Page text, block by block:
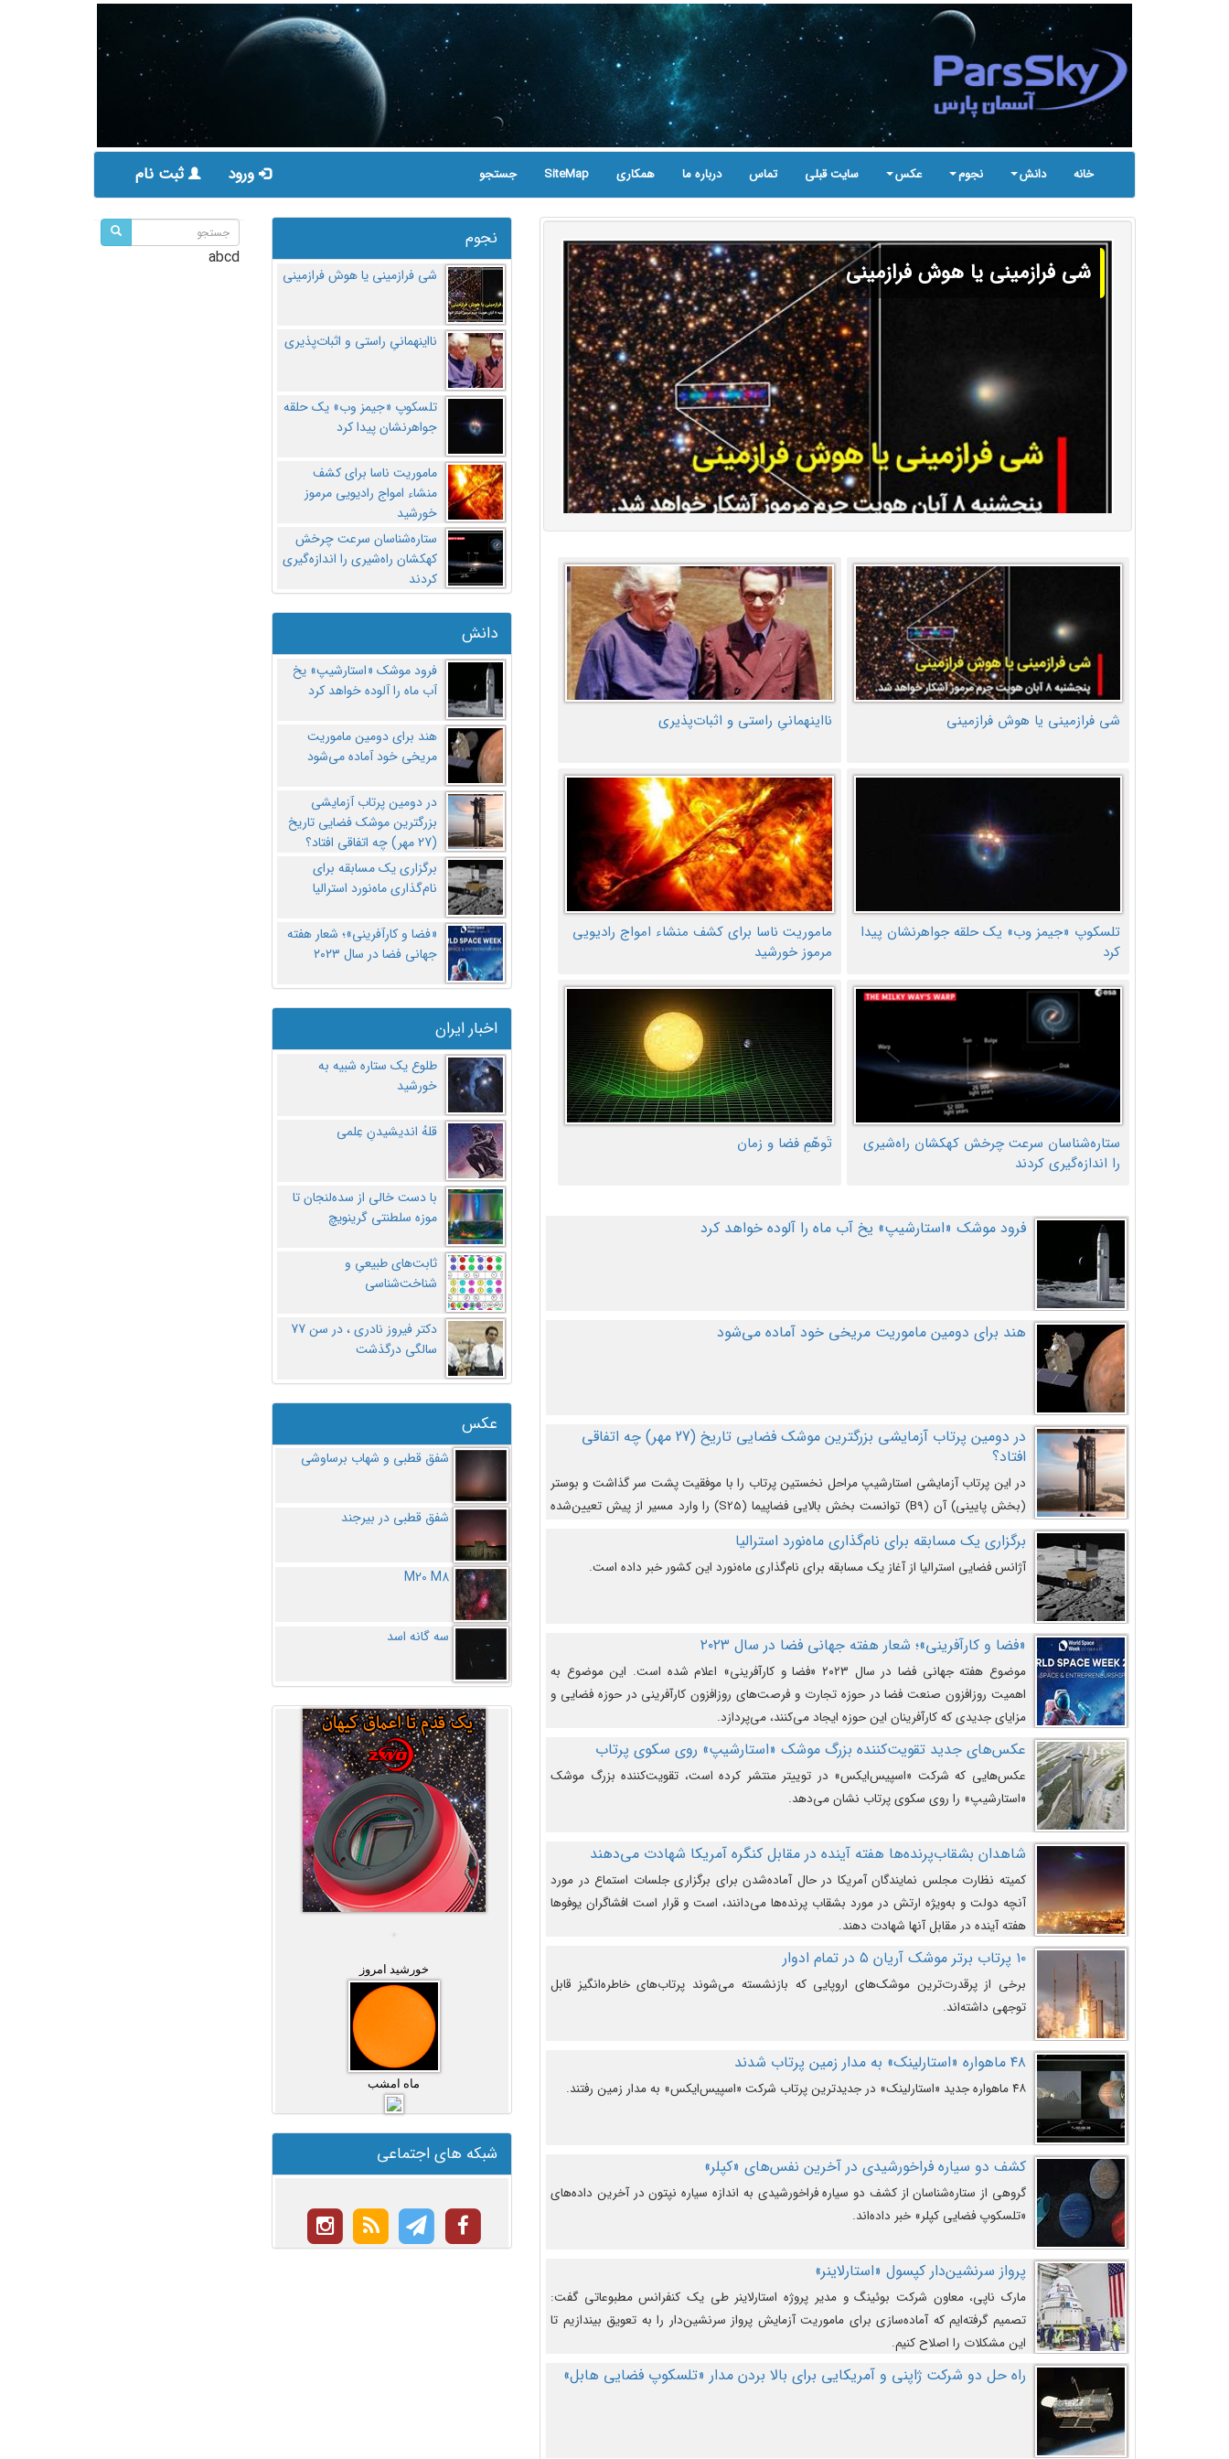
خانه دانش نجوم عکس سایت قبلی تماس درباره ما همکاری SiteMap جستجو ورود ثبت نام
شی فرازمینی یا هوش فرازمینی
شی فرازمینی یا هوش فرازمینی نااینهمانیِ راستی و اثبات‌پذیری
تلسکوپ «جیمز وب» یک حلقه جواهرنشان پیدا
کرد
ماموریت ناسا برای کشف منشاء امواج رادیویی
مرموز خورشید
ستاره‌شناسان سرعت چرخش کهکشان راه‌شیری
را اندازه‌گیری کردند
تَوهّمِ فضا و زمان
فرود موشک «استارشیپ» یخ آب ماه را آلوده خواهد کرد
هند برای دومین ماموریت مریخی خود آماده می‌شود
در دومین پرتاب آزمایشی بزرگترین موشک فضایی تاریخ (27 مهر‌) چه اتفاقی
افتاد؟
در این پرتاب آزمایشی استارشیپ مراحل نخستین پرتاب را با موفقیت پشت سر گذاشت و بوستر
(بخش پایینی) آن (B9) توانست بخش بالایی فضاپیما (S25) را وارد مسیر از پیش تعیین‌شده
کند و سپس با یک مکانیزم جدید با موفقیت از آن جدا شود. ‌
برگزاری یک مسابقه برای نام‌گذاری ماه‌نورد استرالیا
آژانس فضایی استرالیا از آغاز یک مسابقه برای نام‌گذاری ماه‌نورد این کشور خبر داده است.
«فضا و کارآفرینی»؛ شعار هفته جهانی فضا در سال ۲۰۲۳
موضوع هفته جهانی فضا در سال ۲۰۲۳ «فضا و کارآفرینی» اعلام شده است. این موضوع به
اهمیت روزافزون صنعت فضا در حوزه تجارت و فرصت‌های روزافزون کارآفرینی در حوزه فضایی و
مزایای جدیدی که کارآفرینان این حوزه ایجاد می‌کنند، می‌پردازد.
عکس‌های جدید تقویت‌کننده بزرگ موشک «استارشیپ» روی سکوی پرتاب
عکس‌هایی که شرکت «اسپیس‌ایکس» در توییتر منتشر کرده است، تقویت‌کننده بزرگ موشک
«استارشیپ» را روی سکوی پرتاب نشان می‌دهد.
شاهدان بشقاب‌پرنده‌ها هفته آینده در مقابل کنگره آمریکا شهادت می‌دهند
کمیته نظارت مجلس نمایندگان آمریکا در حال آماده‌شدن برای برگزاری جلسات استماع در مورد
آنچه دولت و به‌ویژه ارتش در مورد بشقاب پرنده‌ها می‌دانند، است و قرار است افشاگران یوفوها
هفته آینده در مقابل آنها شهادت دهند.
۱۰ پرتاب برتر موشک آریان ۵ در تمام ادوار
برخی از پرقدرت‌ترین موشک‌های اروپایی که بازنشسته می‌شوند پرتاب‌های خاطره‌انگیز قابل
توجهی داشته‌اند.
۴۸ ماهواره «استارلینک» به مدار زمین پرتاب شدند
۴۸ ماهواره جدید «استارلینک» در جدیدترین پرتاب شرکت «اسپیس‌ایکس» به مدار زمین رفتند.
کشف دو سیاره فراخورشیدی در آخرین نفس‌های «کپلر»
گروهی از ستاره‌شناسان از کشف دو سیاره فراخورشیدی به اندازه سیاره نپتون در آخرین داده‌های
«تلسکوپ فضایی کپلر» خبر داده‌اند.
پرواز سرنشین‌دار کپسول «استارلاینر»
مارک ناپی، معاون شرکت بوئینگ و مدیر پروژه استارلاینر طی یک کنفرانس مطبوعاتی گفت:
تصمیم گرفته‌ایم که آماده‌سازی برای ماموریت آزمایش پرواز سرنشین‌دار را به تعویق بیندازیم تا
این مشکلات را اصلاح کنیم.
راه حل دو شرکت ژاپنی و آمریکایی برای بالا بردن مدار «تلسکوپ فضایی هابل»
نجوم
شی فرازمینی یا هوش فرازمینی
نااینهمانیِ راستی و اثبات‌پذیری
تلسکوپ «جیمز وب» یک حلقه
جواهرنشان پیدا کرد
ماموریت ناسا برای کشف
منشاء امواج رادیویی مرموز
خورشید
ستاره‌شناسان سرعت چرخش
کهکشان راه‌شیری را اندازه‌گیری
کردند
دانش
فرود موشک «استارشیپ» یخ
آب ماه را آلوده خواهد کرد
هند برای دومین ماموریت
مریخی خود آماده می‌شود
در دومین پرتاب آزمایشی
بزرگترین موشک فضایی تاریخ
(27 مهر‌) چه اتفاقی افتاد؟
برگزاری یک مسابقه برای
نام‌گذاری ماه‌نورد استرالیا
«فضا و کارآفرینی»؛ شعار هفته
جهانی فضا در سال ۲۰۲۳
اخبار ایران
طلوع یک ستاره شبیه به
خورشید
قلهُ اندیشیدنِ عِلمی
با دست خالی از سده‌لنجان تا
موزه سلطنتی گرینویچ
ثابت‌های طبیعیِ و
شناخت‌شناسی
دکتر فیروز نادری ، در سن 77
سالگی درگذشت
عکس
شفق قطبی و شهاب برساوشی
شفق قطبی در بیرجند
M20 M8
سه گانه اسد
خورشید امروز
ماه امشب
شبکه های اجتماعی
abcd